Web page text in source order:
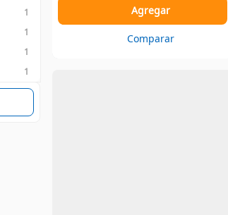
1
1
1
1
Agregar
Comparar